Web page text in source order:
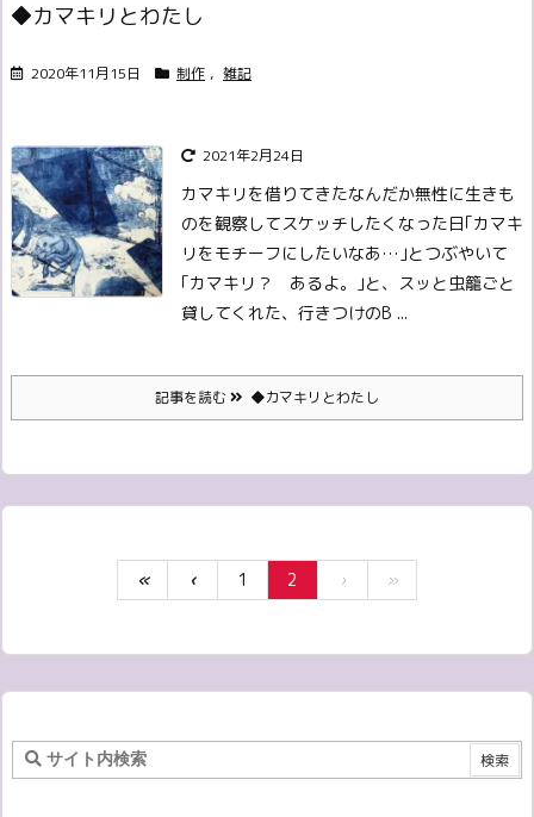
◆カマキリとわたし
2020年11月15日 制作 , 雑記
2021年2月24日
カマキリを借りてきたなんだか無性に生きも
のを観察してスケッチしたくなった日｢カマキ
リをモチーフにしたいなあ…｣とつぶやいて
｢カマキリ？ あるよ。｣と、スッと虫籠ごと
貸してくれた、行きつけのB ...
記事を読む ◆カマキリとわたし
« ‹ 1 2 › »